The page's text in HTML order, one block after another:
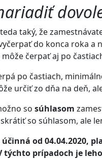
taký, že
do konca roka a
čerpať aj po
po častiach,
určiť zo dňa na deň,
so súhlasom
so súhlasom, ale
od 04.04.2020,
týchto prípadoch je